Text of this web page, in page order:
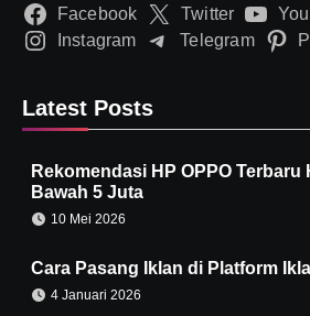
Facebook Twitter
Instagram
Telegram
Latest Posts
Rekomendasi HP OPPO Terbaru
Bawah 5 Juta
10 Mei 2026
Cara Pasang Iklan di Platform
4 Januari 2026